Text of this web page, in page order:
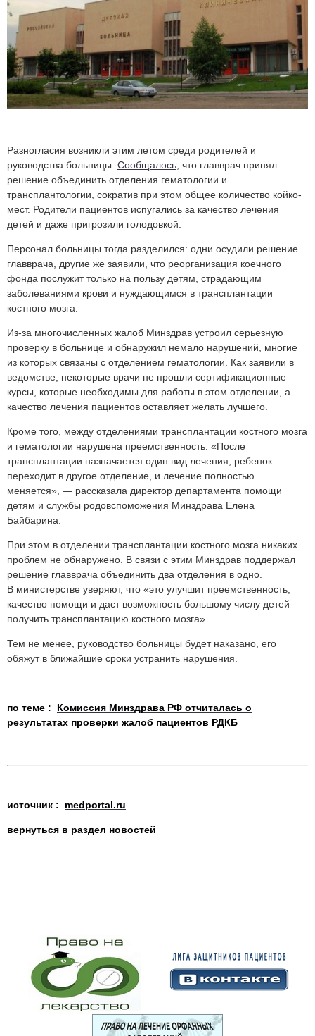
Разногласия возникли этим летом среди родителей и
руководства больницы. Сообщалось , что главврач принял
решение объединить отделения гематологии и
трансплантологии, сократив при этом общее количество койко-
мест. Родители пациентов испугались за качество лечения
детей и даже пригрозили голодовкой.
Персонал больницы тогда разделился: одни осудили решение
главврача, другие же заявили, что реорганизация коечного
фонда послужит только на пользу детям, страдающим
заболеваниями крови и нуждающимся в трансплантации
костного мозга.
Из-за многочисленных жалоб Минздрав устроил серьезную
проверку в больнице и обнаружил немало нарушений, многие
из которых связаны с отделением гематологии. Как заявили в
ведомстве, некоторые врачи не прошли сертификационные
курсы, которые необходимы для работы в этом отделении, а
качество лечения пациентов оставляет желать лучшего.
Кроме того, между отделениями трансплантации костного мозга
и гематологии нарушена преемственность. «После
трансплантации назначается один вид лечения, ребенок
переходит в другое отделение, и лечение полностью
меняется», — рассказала директор департамента помощи
детям и службы родовспоможения Минздрава Елена
Байбарина.
При этом в отделении трансплантации костного мозга никаких
проблем не обнаружено. В связи с этим Минздрав поддержал
решение главврача объединить два отделения в одно.
В министерстве уверяют, что «это улучшит преемственность,
качество помощи и даст возможность большому числу детей
получить трансплантацию костного мозга».
Тем не менее, руководство больницы будет наказано, его
обяжут в ближайшие сроки устранить нарушения.
по теме : Комиссия Минздрава РФ отчиталась о
результатах проверки жалоб пациентов РДКБ
источник : medportal.ru
вернуться в раздел новостей